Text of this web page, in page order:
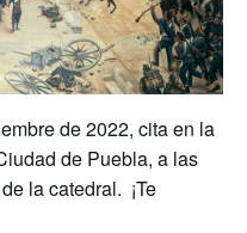
de 2022, cita en la
de Puebla, a las
la catedral. ¡Te